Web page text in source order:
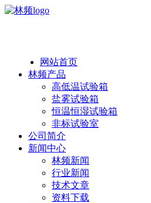
网站首页
林频产品
高低温试验箱
盐雾试验箱
恒温恒湿试验箱
非标试验室
公司简介
新闻中心
林频新闻
行业新闻
技术文章
资料下载